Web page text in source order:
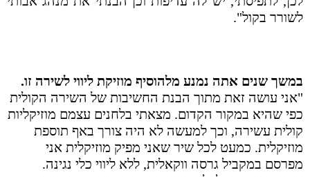
לשורר בקול".
במשך שנים אתה נמנע מלהוסיף מוזיקת ליווי לשירה זו.
"אני עושה זאת מתוך הבנת החשיבות של השירה הקולית
כפי שהיא במקור הקדום. מצאתי בלחנים עצמם מוזיקליות
קולית עשירה, וכך למעשה לא היה צורך באף תוספת
מוזיקלית. כמעט לכל שיר שאני מפיק מוזיקלית אני
מפרסם במקביל גרסה ווקאלית, ללא ליווי כלי נגינה.